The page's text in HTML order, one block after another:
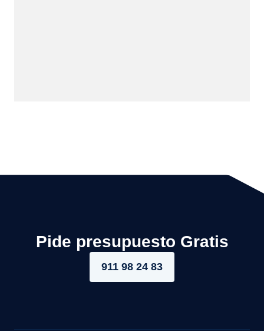
Pide presupuesto Gratis
911 98 24 83